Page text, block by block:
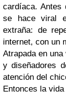
cardíaca. Antes
se hace viral
extraña: de
internet, con un
Atrapada en
y diseñadores
atención del
Entonces la